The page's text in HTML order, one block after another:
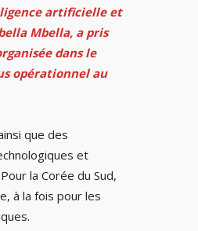
artificielle et
Mbella, a pris
dans le
opérationnel au
que des
et
la Corée du Sud,
à la fois pour les